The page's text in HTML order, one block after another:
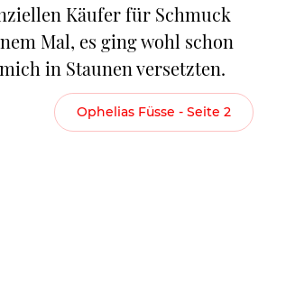
Käufer für Schmuck
Mal, es ging wohl schon
in Staunen versetzten.
Ophelias Füsse - Seite 2